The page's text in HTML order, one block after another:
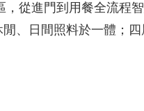
從進門到用餐全流程
、日間照料於一體；四